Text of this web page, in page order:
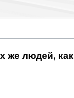
же людей,